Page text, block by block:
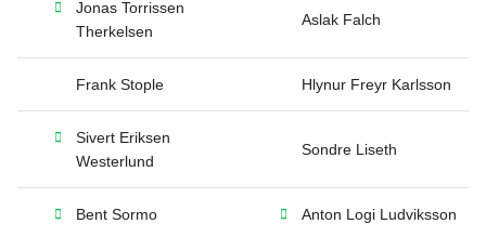
Jonas Torrissen
Therkelsen
Aslak Falch
Frank Stople Hlynur Freyr Karlsson
Sivert Eriksen
Westerlund
Sondre Liseth
Bent Sormo Anton Logi Ludviksson